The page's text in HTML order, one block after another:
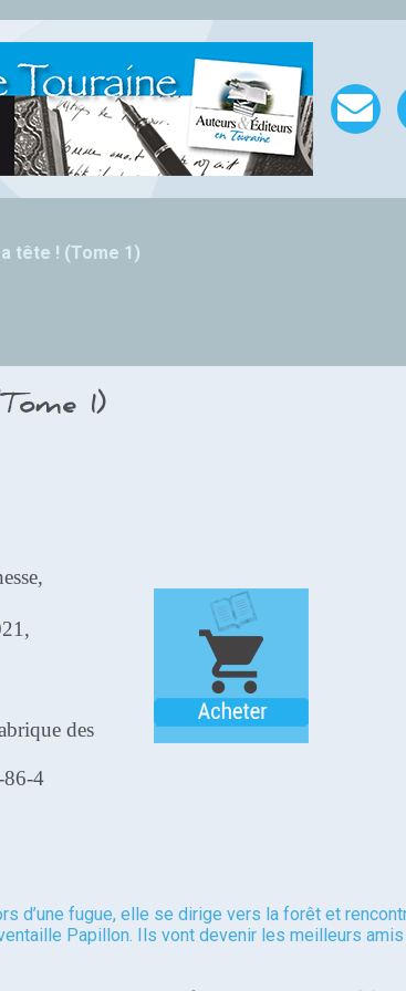
tête ! (Tome 1)
1)
des
4
d’une fugue, elle se dirige vers la forêt et
Papillon. Ils vont devenir les meilleurs amis